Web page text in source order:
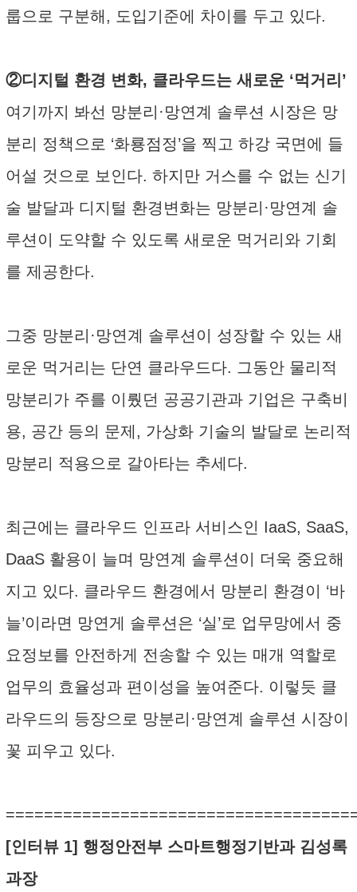
룹으로 구분해, 도입기준에 차이를 두고 있다.
②디지털 환경 변화, 클라우드는 새로운 ‘먹거리’
여기까지 봐선 망분리·망연계 솔루션 시장은 망
분리 정책으로 ‘화룡점정’을 찍고 하강 국면에 들
어설 것으로 보인다. 하지만 거스를 수 없는 신기
술 발달과 디지털 환경변화는 망분리·망연계 솔
루션이 도약할 수 있도록 새로운 먹거리와 기회
를 제공한다.
그중 망분리·망연계 솔루션이 성장할 수 있는 새
로운 먹거리는 단연 클라우드다. 그동안 물리적
망분리가 주를 이뤘던 공공기관과 기업은 구축비
용, 공간 등의 문제, 가상화 기술의 발달로 논리적
망분리 적용으로 갈아타는 추세다.
최근에는 클라우드 인프라 서비스인 IaaS, SaaS,
DaaS 활용이 늘며 망연계 솔루션이 더욱 중요해
지고 있다. 클라우드 환경에서 망분리 환경이 ‘바
늘’이라면 망연게 솔루션은 ‘실’로 업무망에서 중
요정보를 안전하게 전송할 수 있는 매개 역할로
업무의 효율성과 편이성을 높여준다. 이렇듯 클
라우드의 등장으로 망분리·망연계 솔루션 시장이
꽃 피우고 있다.
[인터뷰 1] 행정안전부 스마트행정기반과 김성록
과장